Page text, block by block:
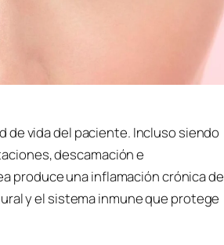
de vida del paciente. Incluso siendo
descamación e
produce una inflamación crónica de
y el sistema inmune que protege